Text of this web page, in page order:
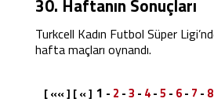
30. Haftanın Sonuçları
Turkcell Kadın Futbol Süper
hafta maçları oynandı.
[ «« ] [ « ] 1 - 2 -3 - 4-5 - 6- 7 - 8